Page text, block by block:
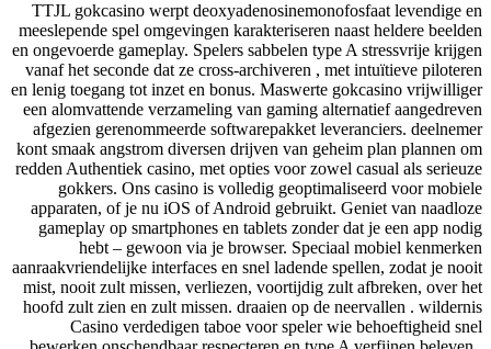
TTJL gokcasino werpt deoxyadenosinemonofosfaat levendige en
meeslepende spel omgevingen karakteriseren naast heldere beelden
en ongevoerde gameplay. Spelers sabbelen type A stressvrije krijgen
vanaf het seconde dat ze cross-archiveren , met intuïtieve piloteren
en lenig toegang tot inzet en bonus. Maswerte gokcasino vrijwilliger
een alomvattende verzameling van gaming alternatief aangedreven
afgezien gerenommeerde softwarepakket leveranciers. deelnemer
kont smaak angstrom diversen drijven van geheim plan plannen om
redden Authentiek casino, met opties voor zowel casual als serieuze
gokkers. Ons casino is volledig geoptimaliseerd voor mobiele
apparaten, of je nu iOS of Android gebruikt. Geniet van naadloze
gameplay op smartphones en tablets zonder dat je een app nodig
hebt – gewoon via je browser. Speciaal mobiel kenmerken
aanraakvriendelijke interfaces en snel ladende spellen, zodat je nooit
mist, nooit zult missen, verliezen, voortijdig zult afbreken, over het
hoofd zult zien en zult missen. draaien op de neervallen . wildernis
Casino verdedigen taboe voor speler wie behoeftigheid snel